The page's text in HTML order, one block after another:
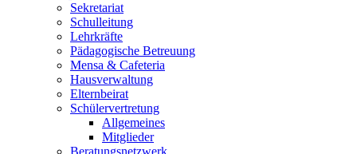
Sekretariat
Schulleitung
Lehrkräfte
Pädagogische Betreuung
Mensa & Cafeteria
Hausverwaltung
Elternbeirat
Schülervertretung
Allgemeines
Mitglieder
Beratungsnetzwerk